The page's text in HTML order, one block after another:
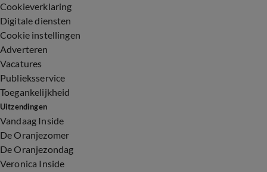
Cookieverklaring
Digitale diensten
Cookie instellingen
Adverteren
Vacatures
Publieksservice
Toegankelijkheid
Uitzendingen
Vandaag Inside
De Oranjezomer
De Oranjezondag
Veronica Inside